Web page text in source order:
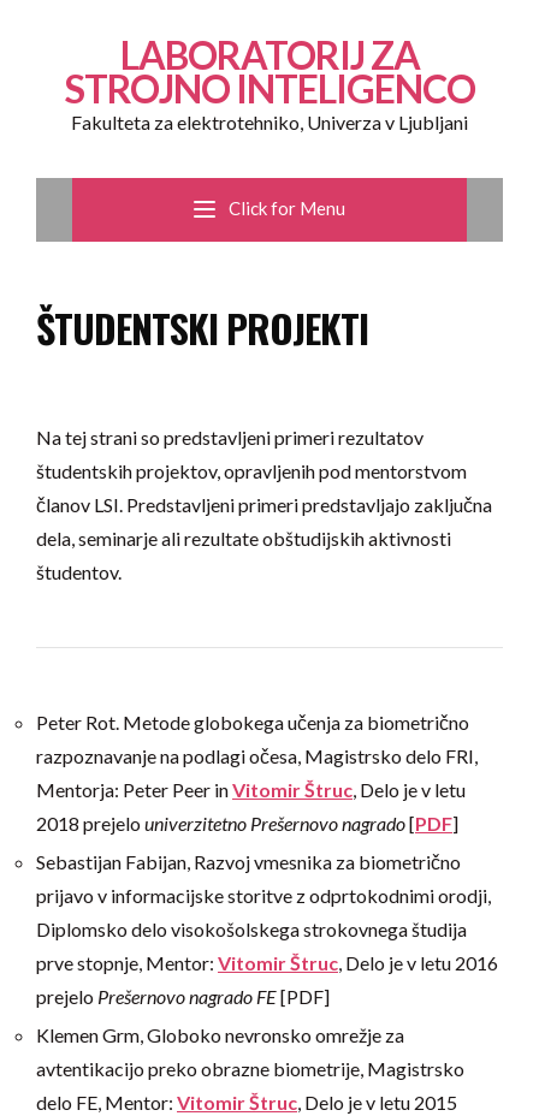
LABORATORIJ ZA
STROJNO INTELIGENCO
Fakulteta za elektrotehniko, Univerza v Ljubljani
Click for Menu
ŠTUDENTSKI PROJEKTI
Na tej strani so predstavljeni primeri rezultatov
študentskih projektov, opravljenih pod mentorstvom
članov LSI. Predstavljeni primeri predstavljajo zaključna
dela, seminarje ali rezultate obštudijskih aktivnosti
študentov.
Peter Rot. Metode globokega učenja za biometrično
razpoznavanje na podlagi očesa, Magistrsko delo FRI,
Mentorja: Peter Peer inVitomir Štruc, Delo je v letu
2018 prejelo univerzitetno Prešernovo nagrado[PDF]
Sebastijan Fabijan, Razvoj vmesnika za biometrično
prijavo v informacijske storitve z odprtokodnimi orodji,
Diplomsko delo visokošolskega strokovnega študija
prve stopnje, Mentor: Vitomir Štruc, Delo je v letu 2016
prejelo Prešernovo nagrado FE[PDF]
Klemen Grm, Globoko nevronsko omrežje za
avtentikacijo preko obrazne biometrije, Magistrsko
delo FE, Mentor: Vitomir Štruc, Delo je v letu 2015